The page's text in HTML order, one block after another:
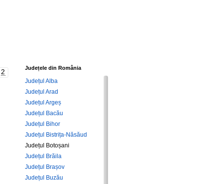
2 Județele din România
Județul Alba
Județul Arad
Județul Argeș
Județul Bacău
Județul Bihor
Județul Bistrița-Năsăud
Județul Botoșani
Județul Brăila
Județul Brașov
Județul Buzău